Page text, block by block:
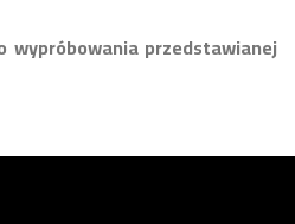
wypróbowania przedstawianej